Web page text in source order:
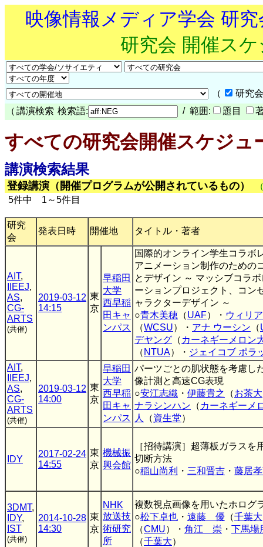
映像情報メディア学会 研
研究会 開催ス
（
研究
（ 講演検索 検索語: / 範囲: 題目
すべての研究会開催スケジュ
講演検索結果
登録講演（開催プログラムが公開されているもの）
5件中 1～5件目
研究
会
発表日時 開催地 タイトル・著者
AIT,
IIEEJ,
AS,
CG-
ARTS
(共催)
2019-03-12
14:15
東
京
早稲田
大学
西早稲
田キャ
ンパス
国際的オンライン学生コラボ
アニメーション制作のための
とデザイン ～ マッシブコラ
ーションプロジェクト、コン
ャラクターデザイン ～
○青木美穂 （UAF）・ ウィリ
（WCSU）・ アナ ウーシン （
デヤング （ カーネギーメロン
（ NTUA）・ ジェイコブ ポラ
AIT,
IIEEJ,
AS,
CG-
ARTS
(共催)
2019-03-12
14:00
東
京
早稲田
大学
西早稲
田キャ
ンパス
パーツごとの肌状態を考慮し
像計測と高速CG表現
○安江志織 ・ 伊藤貴之 （お茶大
ナラシンハン （ カーネギーメ
人
（資生堂）
IDY
2017-02-24
14:55
東
京
機械振
興会館
［招待講演］超薄板ガラスを
切断方法
○稲山尚利 ・ 三和晋吉 ・ 藤居
3DMT,
IDY,
IST
(共催)
2014-10-28
14:30
東
京
NHK
放送技
術研究
所
複数視点画像を用いたホログ
○松下卓也 ・ 遠藤 優 （千葉大
（CMU）・ 角江 崇 ・ 下馬場
（千葉大）